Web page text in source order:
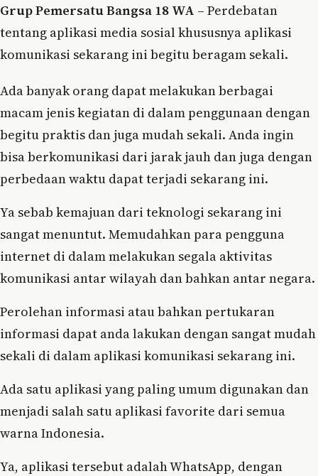
Grup Pemersatu Bangsa 18 WA – Perdebatan
tentang aplikasi media sosial khususnya aplikasi
komunikasi sekarang ini begitu beragam sekali.
Ada banyak orang dapat melakukan berbagai
macam jenis kegiatan di dalam penggunaan dengan
begitu praktis dan juga mudah sekali. Anda ingin
bisa berkomunikasi dari jarak jauh dan juga dengan
perbedaan waktu dapat terjadi sekarang ini.
Ya sebab kemajuan dari teknologi sekarang ini
sangat menuntut. Memudahkan para pengguna
internet di dalam melakukan segala aktivitas
komunikasi antar wilayah dan bahkan antar negara.
Perolehan informasi atau bahkan pertukaran
informasi dapat anda lakukan dengan sangat mudah
sekali di dalam aplikasi komunikasi sekarang ini.
Ada satu aplikasi yang paling umum digunakan dan
menjadi salah satu aplikasi favorite dari semua
warna Indonesia.
Ya, aplikasi tersebut adalah WhatsApp, dengan